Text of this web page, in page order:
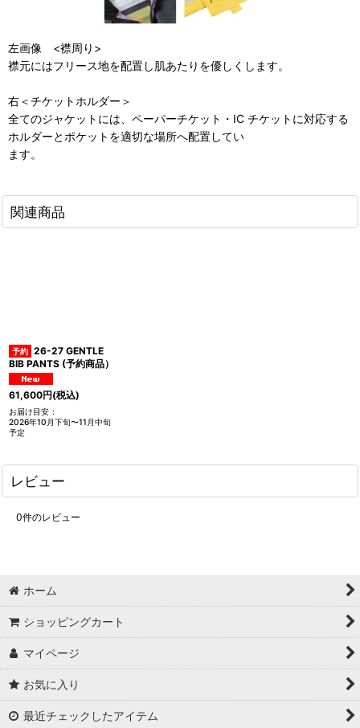
左画像 <襟周り>
襟元にはフリース地を配置し肌あたりを優しくします。
右＜チケットホルダー＞
全てのジャケットには、ペーパーチケット・IC チケットに対応する
ホルダーとポケットを適切な場所へ配置してい
ます。
関連商品
26-27 GENTLE
BIB PANTS (予約商品）
61,600円(税込)
お届け目安 :
2026年10月下旬〜11月中旬
予定
レビュー
0件のレビュー
ホーム
ショッピングカート
マイページ
お気に入り
最近チェックしたアイテム